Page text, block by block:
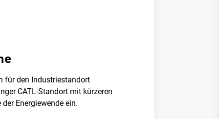
für den Industriestandort
CATL-Standort mit kürzeren
Energiewende ein.